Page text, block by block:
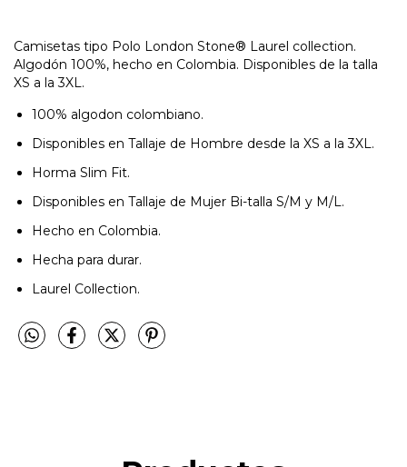
Camisetas tipo Polo London Stone® Laurel collection.
Algodón 100%, hecho en Colombia. Disponibles de la talla
XS a la 3XL.
100% algodon colombiano.
Disponibles en Tallaje de Hombre desde la XS a la 3XL.
Horma Slim Fit.
Disponibles en Tallaje de Mujer Bi-talla S/M y M/L.
Hecho en Colombia.
Hecha para durar.
Laurel Collection.